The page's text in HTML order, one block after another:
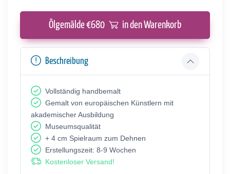
Ölgemälde €680 in den Warenkorb
Beschreibung
Vollständig handbemalt
Gemalt von europäischen Künstlern mit
akademischer Ausbildung
Museumsqualität
+ 4 cm Spielraum zum Dehnen
Erstellungszeit: 8-9 Wochen
Kostenloser Versand!